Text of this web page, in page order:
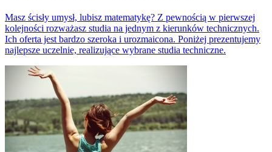
Masz ścisły umysł, lubisz matematykę? Z pewnością w pierwszej
kolejności rozważasz studia na jednym z kierunków technicznych.
Ich oferta jest bardzo szeroka i urozmaicona. Poniżej prezentujemy
najlepsze uczelnie, realizujące wybrane studia techniczne.